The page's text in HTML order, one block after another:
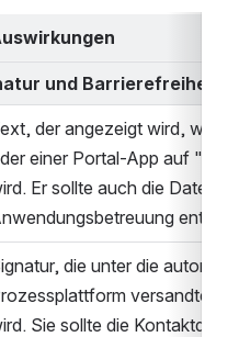
und
der angezeigt wird,
einer Portal-App auf
Er sollte auch die Daten
die unter die
versandte E-
Sie sollte die